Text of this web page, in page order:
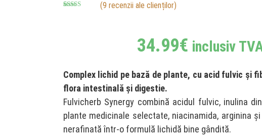
(9 recenzii ale clienților)
34.99€ inclusiv
Complex lichid pe bază de plante, cu acid fulvic și
flora intestinală și digestie.
Fulvicherb Synergy combină acidul fulvic, inulina
plante medicinale selectate, niacinamida, arginina
nerafinată într-o formulă lichidă bine gândită.